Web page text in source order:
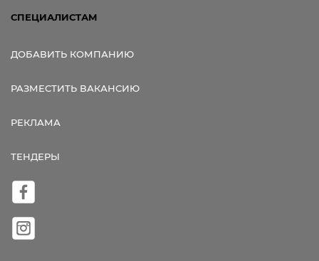
СПЕЦИАЛИСТАМ
ДОБАВИТЬ КОМПАНИЮ
РАЗМЕСТИТЬ ВАКАНСИЮ
РЕКЛАМА
ТЕНДЕРЫ